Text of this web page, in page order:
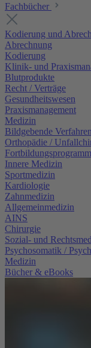
Fachbücher
Kodierung und
Abrechnung
Kodierung
Klinik- und
Blutprodukte
Recht / Verträge
Gesundheitswesen
Praxismanagement
Medizin
Bildgebende Verfahren
Orthopädie /
Innere Medizin
Sportmedizin
Kardiologie
Zahnmedizin
Allgemeinmedizin
AINS
Chirurgie
Sozial- und
Psychosomatik /
Medizin
Bücher & eBooks